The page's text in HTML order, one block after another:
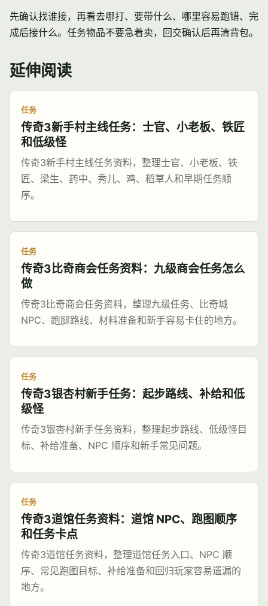
先确认找谁接，再看去哪打、要带什么、哪里容易跑错、完
成后接什么。任务物品不要急着卖，回交确认后再清背包。
延伸阅读
任务
传奇3新手村主线任务：士官、小老板、铁匠
和低级怪
传奇3新手村主线任务资料，整理士官、小老板、铁
匠、梁生、药中、秀儿、鸡、稻草人和早期任务顺
序。
任务
传奇3比奇商会任务资料：九级商会任务怎么
做
传奇3比奇商会任务资料，整理九级任务、比奇城
NPC、跑腿路线、材料准备和新手容易卡住的地方。
任务
传奇3银杏村新手任务：起步路线、补给和低
级怪
传奇3银杏村新手任务资料，整理起步路线、低级怪目
标、补给准备、NPC 顺序和新手常见问题。
任务
传奇3道馆任务资料：道馆 NPC、跑图顺序
和任务卡点
传奇3道馆任务资料，整理道馆任务入口、NPC 顺
序、常见跑图目标、补给准备和回归玩家容易遗漏的
地方。